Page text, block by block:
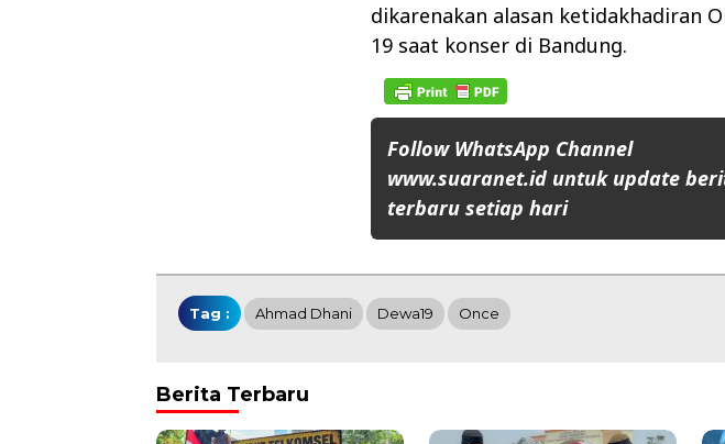
dikarenakan alasan ketidakhadiran
19 saat konser di Bandung.
Follow WhatsApp Channel
www.suaranet.id untuk update
terbaru setiap hari
Tag : Ahmad Dhani Dewa19 Once
Berita Terbaru